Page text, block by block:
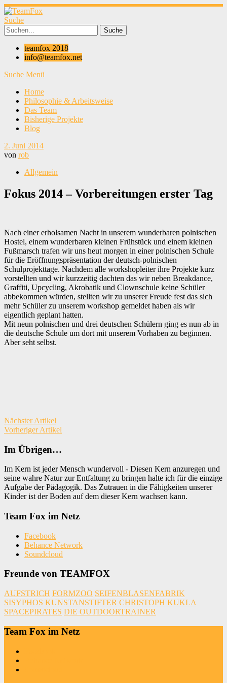
Suche
teamfox 2018
info@teamfox.net
Suche Menü
Home
Philosophie & Arbeitsweise
Das Team
Bisherige Projekte
Blog
2. Juni 2014
von rob
Allgemein
Fokus 2014 – Vorbereitungen erster Tag
Nach einer erholsamen Nacht in unserem wunderbaren polnischen
Hostel, einem wunderbaren kleinen Frühstück und einem kleinen
Fußmarsch trafen wir uns heut morgen in einer polnischen Schule
für die Eröffnungspräsentation der deutsch-polnischen
Schulprojekttage. Nachdem alle workshopleiter ihre Projekte kurz
vorstellten und wir kurzzeitig dachten das wir neben Breakdance,
Graffiti, Upcycling, Akrobatik und Clownschule keine Schüler
abbekommen würden, stellten wir zu unserer Freude fest das sich
mehr Schüler zu unserem workshop gemeldet haben als wir
eigentlich geplant hatten.
Mit neun polnischen und drei deutschen Schülern ging es nun ab in
die deutsche Schule um dort mit unserem Vorhaben zu beginnen.
Aber seht selbst.
Nächster Artikel
Vorheriger Artikel
Im Übrigen…
Im Kern ist jeder Mensch wundervoll - Diesen Kern anzuregen und
seine wahre Natur zur Entfaltung zu bringen halte ich für die einzige
Aufgabe der Pädagogik. Das Zutrauen in die Fähigkeiten unserer
Kinder ist der Boden auf dem dieser Kern wachsen kann.
Team Fox im Netz
Facebook
Behance Network
Soundcloud
Freunde von TEAMFOX
AUFSTRICH FORMZOO SEIFENBLASENFABRIK
SISYPHOS KUNSTANSTIFTER CHRISTOPH KUKLA
SPACEPIRATES DIE OUTDOORTRAINER
Team Fox im Netz